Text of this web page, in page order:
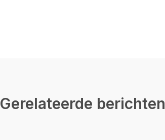
Gerelateerde berichten